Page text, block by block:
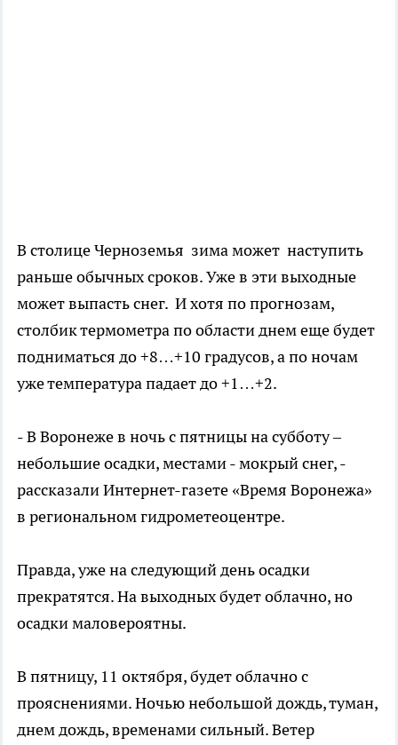
В столице Черноземья зима может наступить
раньше обычных сроков. Уже в эти выходные
может выпасть снег. И хотя по прогнозам,
столбик термометра по области днем еще будет
подниматься до +8…+10 градусов, а по ночам
уже температура падает до +1…+2.
- В Воронеже в ночь с пятницы на субботу –
небольшие осадки, местами - мокрый снег, -
рассказали Интернет-газете «Время Воронежа»
в региональном гидрометеоцентре.
Правда, уже на следующий день осадки
прекратятся. На выходных будет облачно, но
осадки маловероятны.
В пятницу, 11 октября, будет облачно с
прояснениями. Ночью небольшой дождь, туман,
днем дождь, временами сильный. Ветер